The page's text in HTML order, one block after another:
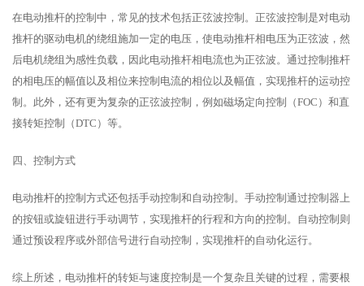
在电动推杆的控制中，常见的技术包括正弦波控制。正弦波控制是对电动
推杆的驱动电机的绕组施加一定的电压，使电动推杆相电压为正弦波，然
后电机绕组为感性负载，因此电动推杆相电流也为正弦波。通过控制推杆
的相电压的幅值以及相位来控制电流的相位以及幅值，实现推杆的运动控
制。此外，还有更为复杂的正弦波控制，例如磁场定向控制（FOC）和直
接转矩控制（DTC）等。
四、控制方式
电动推杆的控制方式还包括手动控制和自动控制。手动控制通过控制器上
的按钮或旋钮进行手动调节，实现推杆的行程和方向的控制。自动控制则
通过预设程序或外部信号进行自动控制，实现推杆的自动化运行。
综上所述，电动推杆的转矩与速度控制是一个复杂且关键的过程，需要根